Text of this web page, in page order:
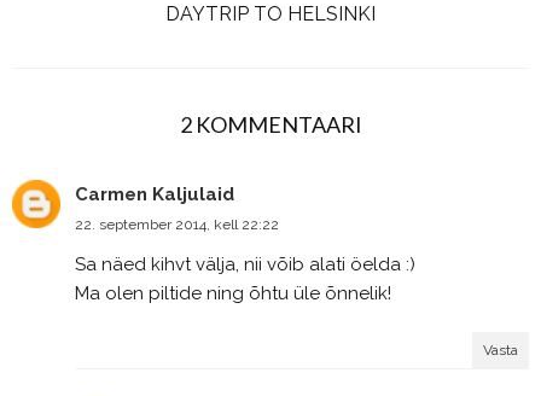
DAYTRIP TO HELSINKI
2 KOMMENTAARI
Carmen Kaljulaid
22. september 2014, kell 22:22
Sa näed kihvt välja, nii võib alati öelda :)
Ma olen piltide ning õhtu üle õnnelik!
Vasta